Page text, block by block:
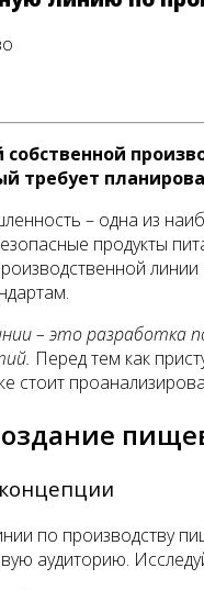
собственной
требует
– одна из
продукты
– это разработка
Перед тем как
стоит
по производству
аудиторию.